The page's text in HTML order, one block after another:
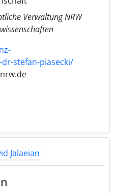
Verwaltung NRW
stefan-piasecki/